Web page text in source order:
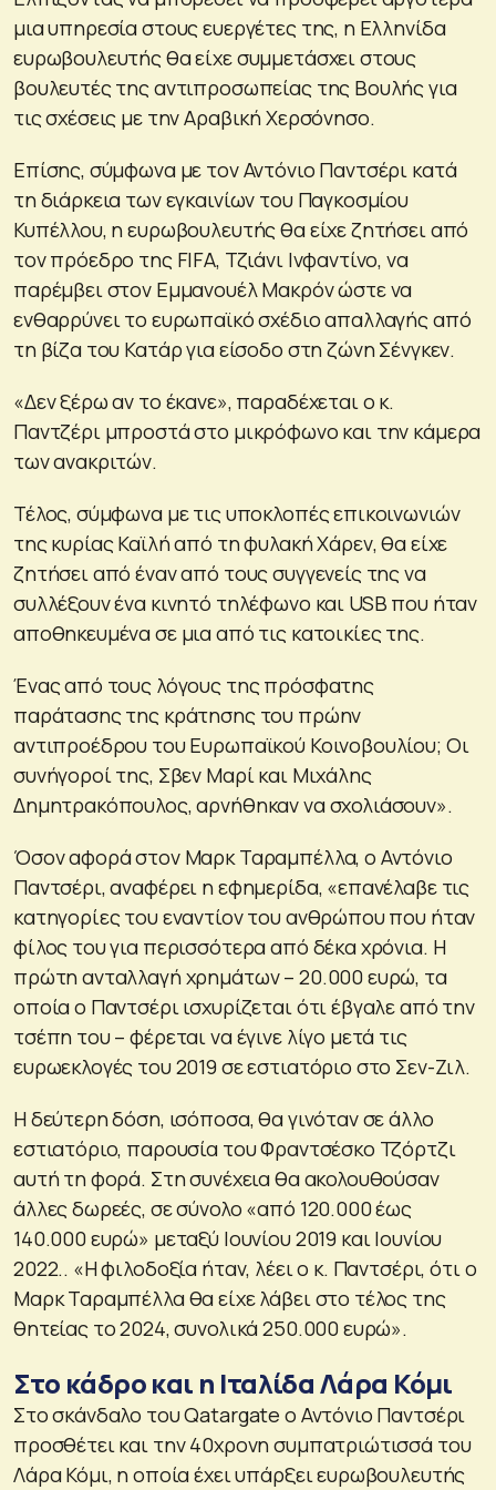
μια υπηρεσία στους ευεργέτες της, η Ελληνίδα
ευρωβουλευτής θα είχε συμμετάσχει στους
βουλευτές της αντιπροσωπείας της Βουλής για
τις σχέσεις με την Αραβική Χερσόνησο.
Επίσης, σύμφωνα με τον Αντόνιο Παντσέρι κατά
τη διάρκεια των εγκαινίων του Παγκοσμίου
Κυπέλλου, η ευρωβουλευτής θα είχε ζητήσει από
τον πρόεδρο της FIFA, Τζιάνι Ινφαντίνο, να
παρέμβει στον Εμμανουέλ Μακρόν ώστε να
ενθαρρύνει το ευρωπαϊκό σχέδιο απαλλαγής από
τη βίζα του Κατάρ για είσοδο στη ζώνη Σένγκεν.
«Δεν ξέρω αν το έκανε», παραδέχεται ο κ.
Παντζέρι μπροστά στο μικρόφωνο και την κάμερα
των ανακριτών.
Τέλος, σύμφωνα με τις υποκλοπές επικοινωνιών
της κυρίας Καϊλή από τη φυλακή Χάρεν, θα είχε
ζητήσει από έναν από τους συγγενείς της να
συλλέξουν ένα κινητό τηλέφωνο και USB που ήταν
αποθηκευμένα σε μια από τις κατοικίες της.
Ένας από τους λόγους της πρόσφατης
παράτασης της κράτησης του πρώην
αντιπροέδρου του Ευρωπαϊκού Κοινοβουλίου; Οι
συνήγοροί της, Σβεν Μαρί και Μιχάλης
Δημητρακόπουλος, αρνήθηκαν να σχολιάσουν».
Όσον αφορά στον Μαρκ Ταραμπέλλα, ο Αντόνιο
Παντσέρι, αναφέρει η εφημερίδα, «επανέλαβε τις
κατηγορίες του εναντίον του ανθρώπου που ήταν
φίλος του για περισσότερα από δέκα χρόνια. Η
πρώτη ανταλλαγή χρημάτων – 20.000 ευρώ, τα
οποία ο Παντσέρι ισχυρίζεται ότι έβγαλε από την
τσέπη του – φέρεται να έγινε λίγο μετά τις
ευρωεκλογές του 2019 σε εστιατόριο στο Σεν-Ζιλ.
Η δεύτερη δόση, ισόποσα, θα γινόταν σε άλλο
εστιατόριο, παρουσία του Φραντσέσκο Τζόρτζι
αυτή τη φορά. Στη συνέχεια θα ακολουθούσαν
άλλες δωρεές, σε σύνολο «από 120.000 έως
140.000 ευρώ» μεταξύ Ιουνίου 2019 και Ιουνίου
2022.. «Η φιλοδοξία ήταν, λέει ο κ. Παντσέρι, ότι ο
Μαρκ Ταραμπέλλα θα είχε λάβει στο τέλος της
θητείας το 2024, συνολικά 250.000 ευρώ».
Στο κάδρο και η Ιταλίδα Λάρα Κόμι
Στο σκάνδαλο του Qatargate ο Αντόνιο Παντσέρι
προσθέτει και την 40χρονη συμπατριώτισσά του
Λάρα Κόμι, η οποία έχει υπάρξει ευρωβουλευτής